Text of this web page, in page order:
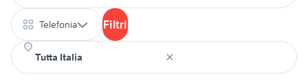
Telefonia Filtri